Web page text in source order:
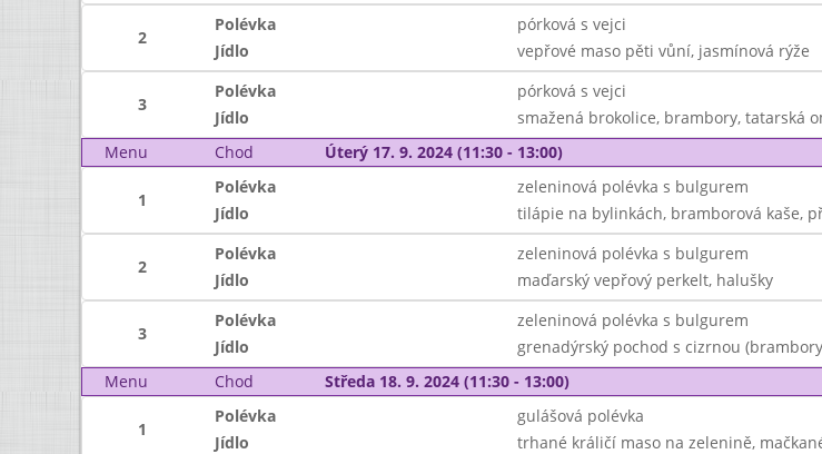
2
Polévka pórková s vejci
Jídlo
vepřové maso pěti vůní, jasmínová rýže
3
Polévka pórková s vejci
Jídlo
smažená brokolice, brambory, tatarská
Menu
Chod Úterý 17. 9. 2024 (11:30 - 13:00)
1
Polévka zeleninová polévka s bulgurem
Jídlo
tilápie na bylinkách, bramborová kaše,
2
Polévka zeleninová polévka s bulgurem
Jídlo
maďarský vepřový perkelt, halušky
3
Polévka zeleninová polévka s bulgurem
Jídlo
grenadýrský pochod s cizrnou
Menu
Chod Středa 18. 9. 2024 (11:30 - 13:00)
1
Polévka gulášová polévka
Jídlo
trhané králičí maso na zelenině,